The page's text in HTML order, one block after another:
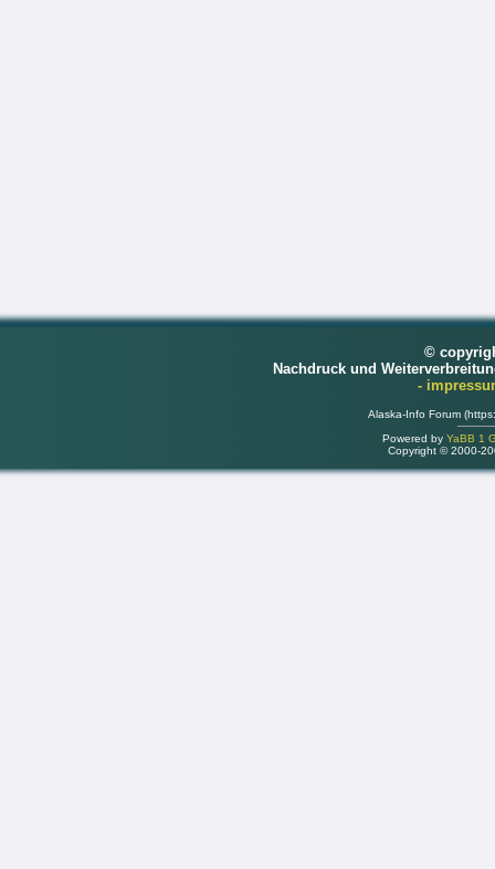
©
Nachdruck und
-
Alaska-Info Forum
Powered by YaBB 1
Copyright © 2000-